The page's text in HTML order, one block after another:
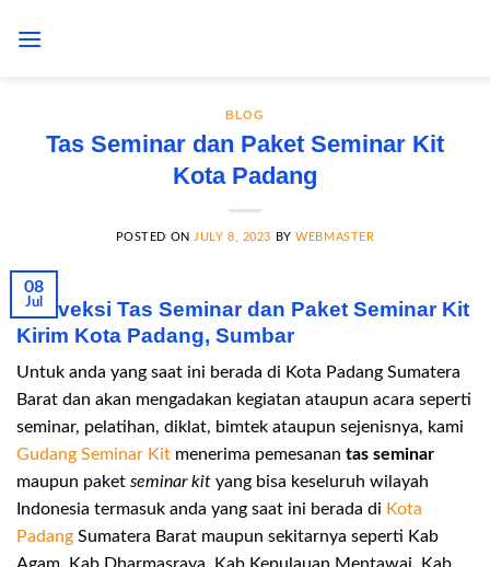
BLOG
Tas Seminar dan Paket Seminar Kit
Kota Padang
POSTED ON JULY 8, 2023 BYWEBMASTER
08
Jul
Konveksi Tas Seminar dan Paket Seminar Kit
Kirim Kota Padang, Sumbar
Untuk anda yang saat ini berada di Kota Padang Sumatera
Barat dan akan mengadakan kegiatan ataupun acara seperti
seminar, pelatihan, diklat, bimtek ataupun sejenisnya, kami
Gudang Seminar Kit menerima pemesanan tas seminar
maupun paket seminar kit yang bisa keseluruh wilayah
Indonesia termasuk anda yang saat ini berada di Kota
Padang Sumatera Barat maupun sekitarnya seperti Kab